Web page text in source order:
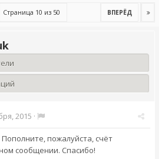
ВПЕРЁД
Страница 10 из 50
2015 ·
пожалуйста, счёт
сообщении. Спасибо!